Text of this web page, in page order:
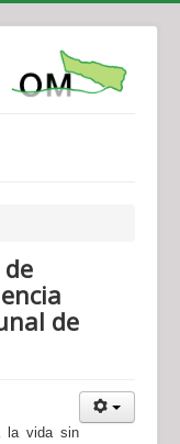
de
la vida sin